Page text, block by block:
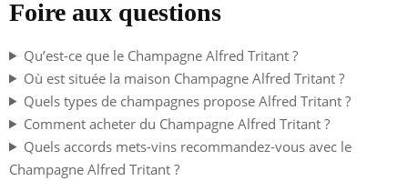
Foire aux questions
Qu’est-ce que le Champagne Alfred Tritant ?
Où est située la maison Champagne Alfred Tritant ?
Quels types de champagnes propose Alfred Tritant ?
Comment acheter du Champagne Alfred Tritant ?
Quels accords mets-vins recommandez-vous avec le
Champagne Alfred Tritant ?